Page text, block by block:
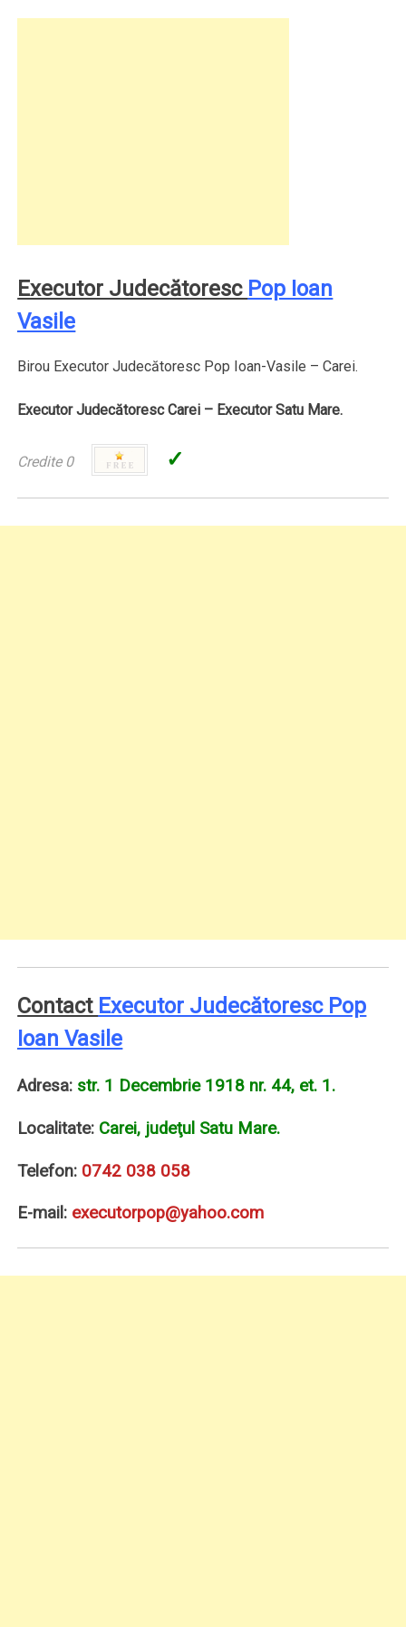
Executor Judecătoresc Pop Ioan
Vasile
Birou Executor Judecătoresc Pop Ioan-Vasile – Carei.
Executor Judecătoresc Carei – Executor Satu Mare.
Credite 0 ✓
Contact Executor Judecătoresc Pop
Ioan Vasile
Adresa: str. 1 Decembrie 1918 nr. 44, et. 1.
Localitate: Carei, judeţul Satu Mare.
Telefon: 0742 038 058
E-mail: executorpop@yahoo.com